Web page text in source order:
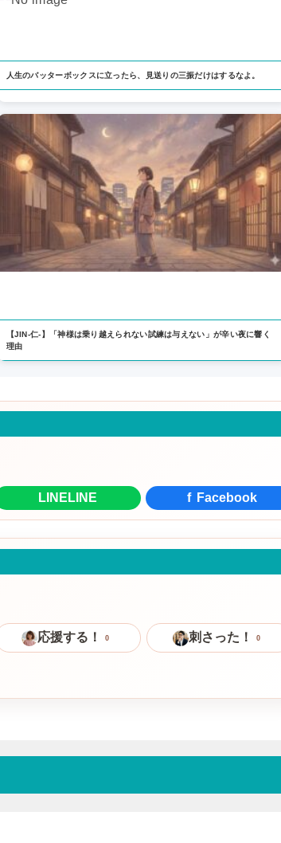
人生のバッターボックスに立ったら、見送りの三振だけはするなよ。
【JIN-仁-】「神様は乗り越えられない試練は与えない」が辛い夜に響く
理由
LINE LINE f Facebook
応援する！ 0 刺さった！ 0